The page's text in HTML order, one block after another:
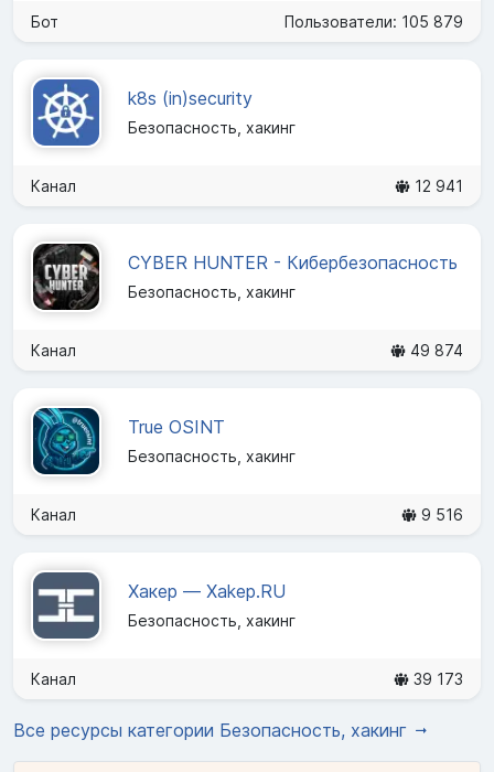
Бот Пользователи: 105 879
k8s (in)security
Безопасность, хакинг
Канал 12 941
CYBER HUNTER - Кибербезопасность
Безопасность, хакинг
Канал 49 874
True OSINT
Безопасность, хакинг
Канал 9 516
Хакер — Xakep.RU
Безопасность, хакинг
Канал 39 173
Все ресурсы категории Безопасность, хакинг